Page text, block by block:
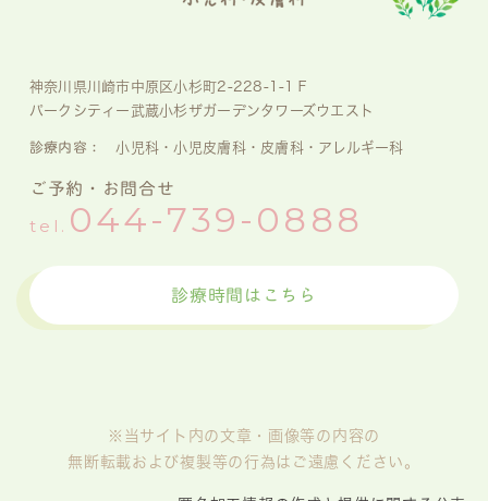
神奈川県川崎市中原区小杉町2-228-1-1Ｆ
パークシティー武蔵小杉ザガーデンタワーズウエスト
診療内容： 小児科・小児皮膚科・皮膚科・アレルギー科
ご予約・お問合せ
tel. 044-739-0888
診療時間はこちら
※当サイト内の文章・画像等の内容の
無断転載および複製等の行為はご遠慮ください。